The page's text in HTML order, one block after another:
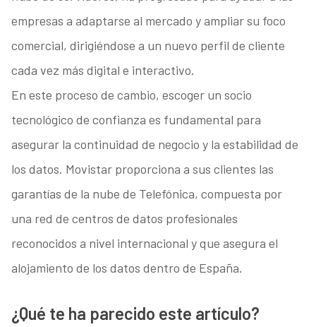
empresas a adaptarse al mercado y ampliar su foco
comercial, dirigiéndose a un nuevo perfil de cliente
cada vez más digital e interactivo.
En este proceso de cambio, escoger un socio
tecnológico de confianza es fundamental para
asegurar la continuidad de negocio y la estabilidad de
los datos. Movistar proporciona a sus clientes las
garantías de la nube de Telefónica, compuesta por
una red de centros de datos profesionales
reconocidos a nivel internacional y que asegura el
alojamiento de los datos dentro de España.
¿Qué te ha parecido este artículo?